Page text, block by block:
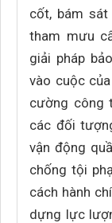
cốt, bám
tham mưu
giải pháp
vào cuộc
cường công
các đối
vận động
chống tội
cách hành
dựng lực